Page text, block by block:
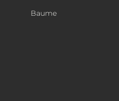
Baume